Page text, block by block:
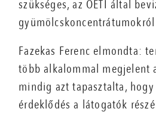
szükséges, az OÉTI által
Fazekas Ferenc elmondta:
több alkalommal megjelent
mindig azt tapasztalta, hogy
érdeklődés a látogatók